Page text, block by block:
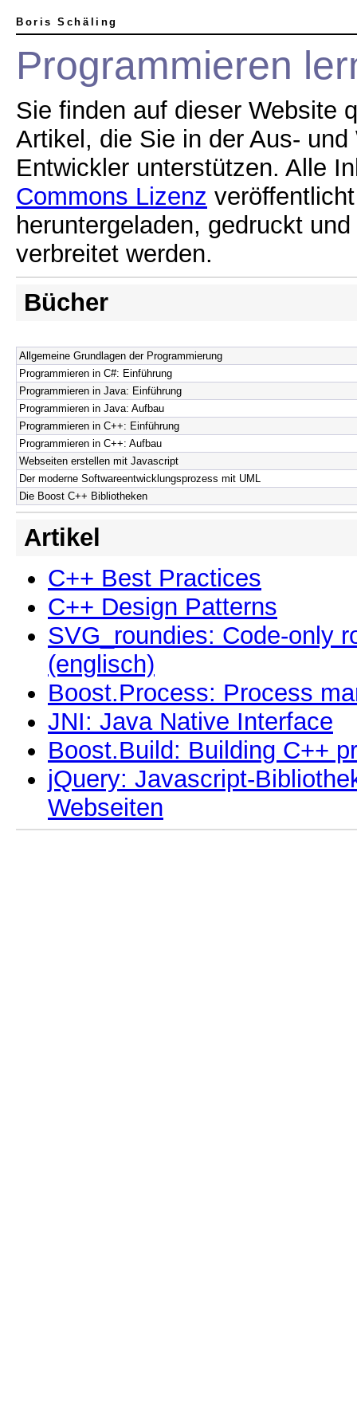
Boris Schäling
Programmieren
Sie finden auf dieser Website
Artikel, die Sie in der Aus-
Entwickler unterstützen. Alle
Commons Lizenz
heruntergeladen, gedruckt
verbreitet werden.
Bücher
Allgemeine Grundlagen der Programmierung
Programmieren in C#: Einführung
Programmieren in Java: Einführung
Programmieren in Java: Aufbau
Programmieren in C++: Einführung
Programmieren in C++: Aufbau
Webseiten erstellen mit Javascript
Der moderne Softwareentwicklungsprozess mit UML
Die Boost C++ Bibliotheken
Artikel
C++ Best Practices
C++ Design Patterns
SVG_roundies: Code-only
(englisch)
Boost.Process: Process
JNI: Java Native Interface
Boost.Build: Building C++
jQuery: Javascript-
Webseiten